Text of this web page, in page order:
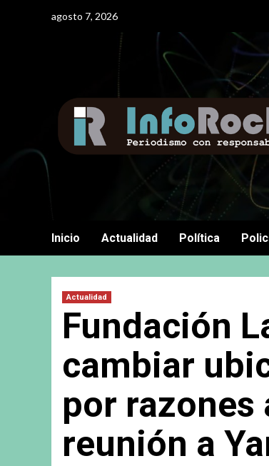
agosto 7, 2026
Inicio Actualidad Política
Actualidad
Fundación
cambiar
por
reunión a